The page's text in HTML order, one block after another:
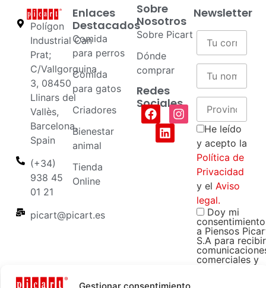
Polígon
Industrial Can
Prat;
C/Vallgorguina
3, 08450
Llinars del
Vallès,
Barcelona,
Spain
(+34)
938 45
01 21
picart@picart.es
Enlaces
Destacados
Comida
para perros
Comida
para gatos
Criadores
Bienestar
animal
Tienda
Online
Sobre
Nosotros
Sobre Picart
Dónde
comprar
Redes
Sociales
Newsletter
He leído
y acepto la
Política de
Privacidad
y el Aviso
legal.
Doy mi
consentimiento
a Piensos
S.A para recibir
comerciales y